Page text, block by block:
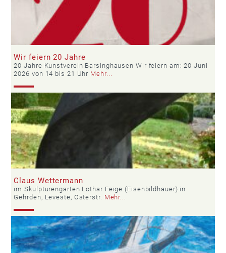
Wir feiern 20 Jahre
20 Jahre Kunstverein Barsinghausen Wir feiern am: 20 Juni
2026 von 14 bis 21 Uhr Mehr...
Claus Wettermann
im Skulpturengarten Lothar Feige (Eisenbildhauer) in
Gehrden, Leveste, Osterstr. Mehr...